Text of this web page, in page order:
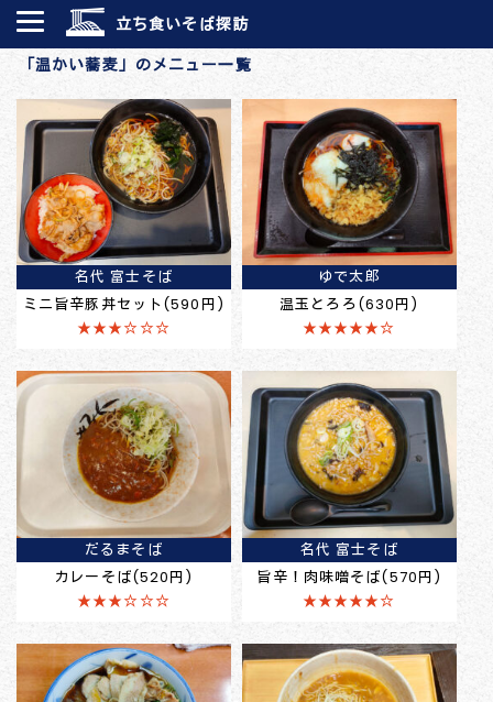
立ち食いそば探訪
「温かい蕎麦」のメニュー一覧
名代 富士そば
ミニ旨辛豚丼セット(590円)
★★★☆☆☆
ゆで太郎
温玉とろろ(630円)
★★★★★☆
だるまそば
カレーそば(520円)
★★★☆☆☆
名代 富士そば
旨辛！肉味噌そば(570円)
★★★★★☆